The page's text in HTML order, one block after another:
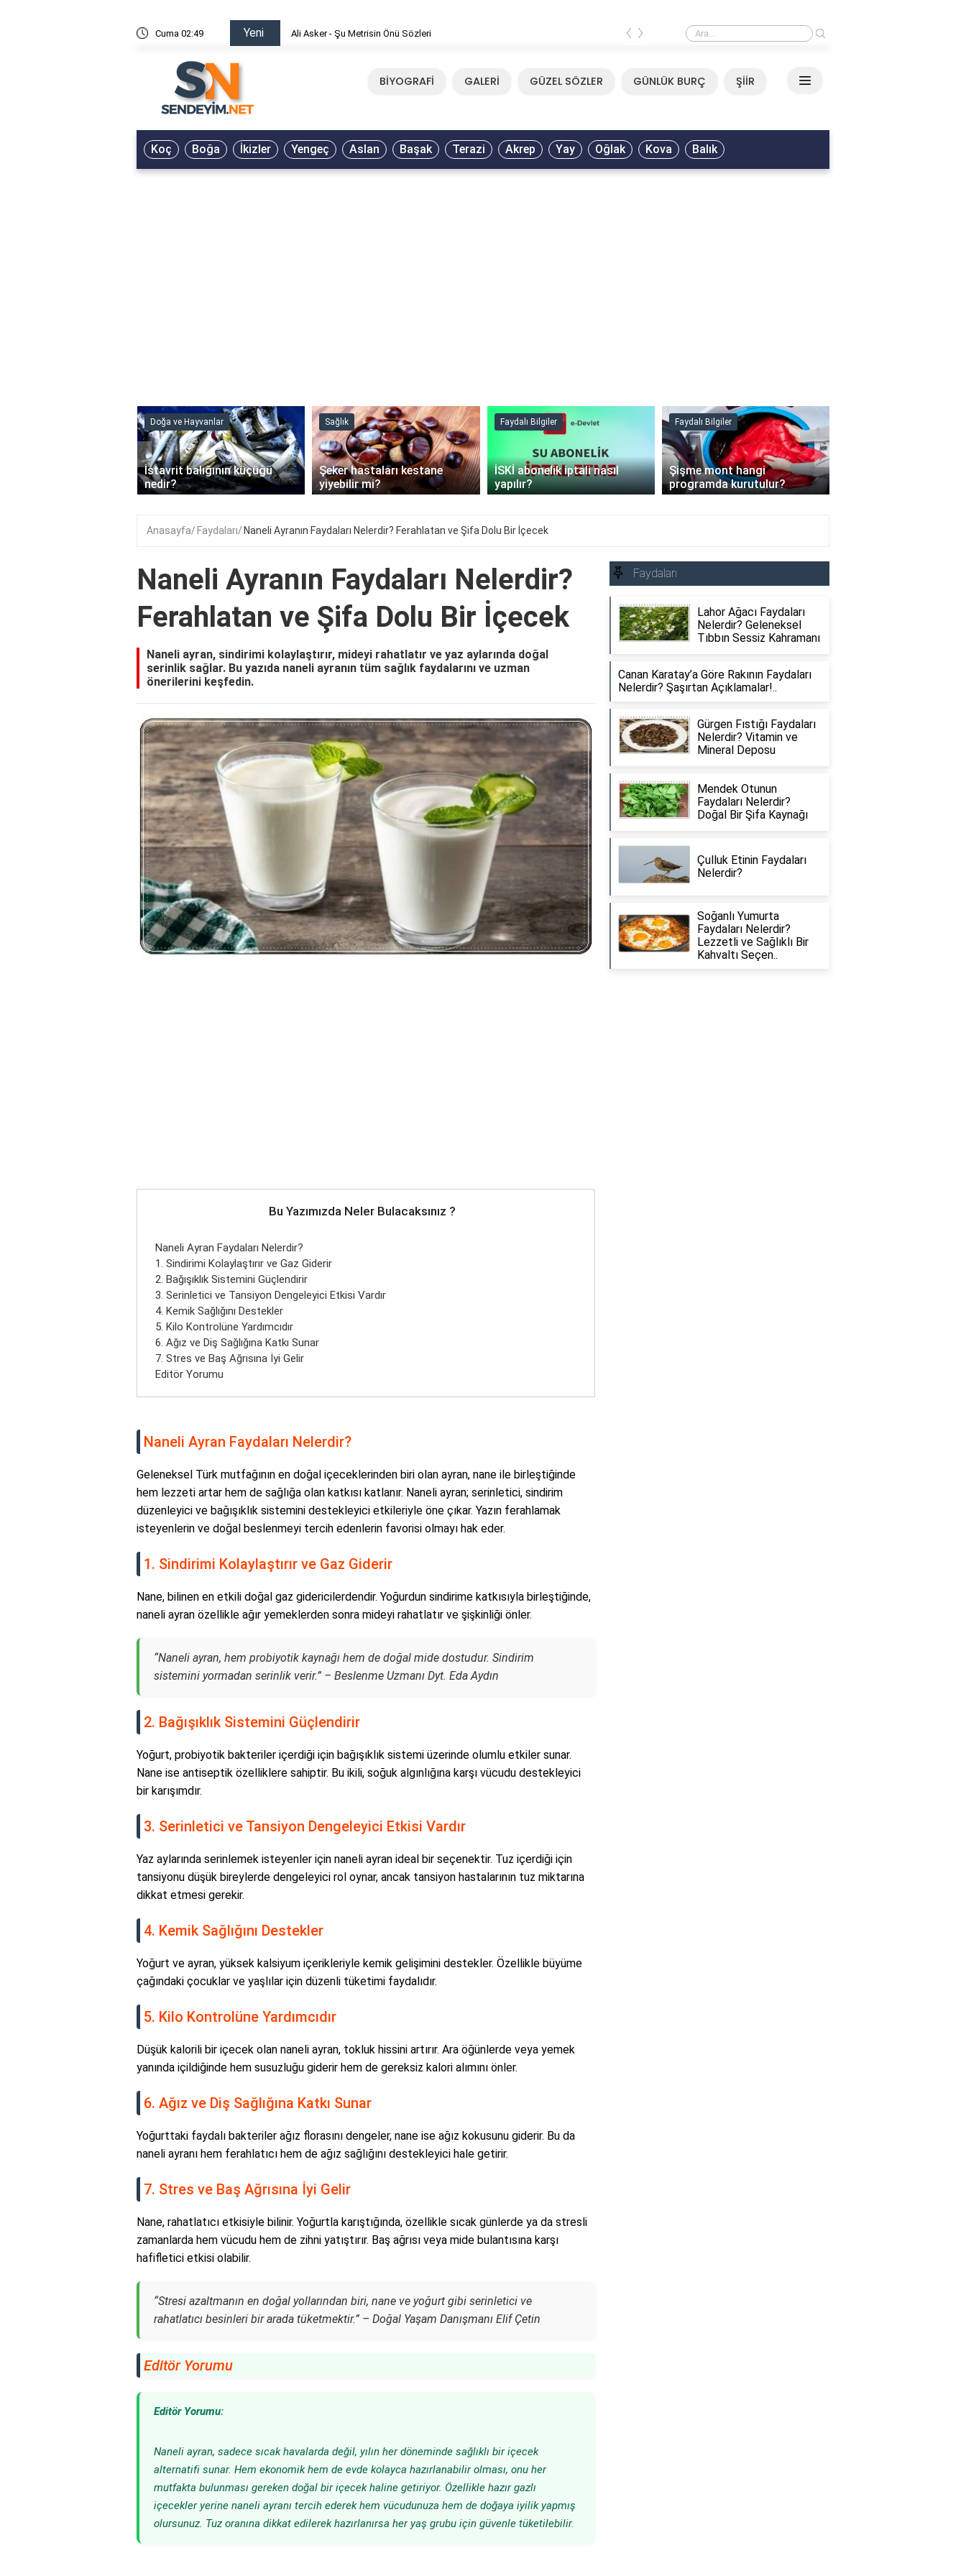
Cuma 02:49 Yeni Ali Asker - Şu Metrisin Önü Sözleri Mirkelam - Tavla Sözleri
‹ ›
BİYOGRAFİ GALERİ GÜZEL SÖZLER GÜNLÜK BURÇ ŞİİR
Koç Boğa İkizler Yengeç Aslan Başak Terazi Akrep Yay Oğlak Kova Balık
Doğa ve Hayvanlar
İstavrit balığının küçüğü
nedir?
Sağlık
Şeker hastaları kestane
yiyebilir mi?
Faydalı Bilgiler
İSKİ abonelik iptali nasıl
yapılır?
Faydalı Bilgiler
Şişme mont hangi
programda kurutulur?
‹ ›
Anasayfa Faydaları Naneli Ayranın Faydaları Nelerdir? Ferahlatan ve Şifa Dolu Bir İçecek
Naneli Ayranın Faydaları Nelerdir?
Ferahlatan ve Şifa Dolu Bir İçecek
Naneli ayran, sindirimi kolaylaştırır, mideyi rahatlatır ve yaz aylarında doğal
serinlik sağlar. Bu yazıda naneli ayranın tüm sağlık faydalarını ve uzman
önerilerini keşfedin.
Bu Yazımızda Neler Bulacaksınız ?
Naneli Ayran Faydaları Nelerdir?
1. Sindirimi Kolaylaştırır ve Gaz Giderir
2. Bağışıklık Sistemini Güçlendirir
3. Serinletici ve Tansiyon Dengeleyici Etkisi Vardır
4. Kemik Sağlığını Destekler
5. Kilo Kontrolüne Yardımcıdır
6. Ağız ve Diş Sağlığına Katkı Sunar
7. Stres ve Baş Ağrısına İyi Gelir
Editör Yorumu
Naneli Ayran Faydaları Nelerdir?
Geleneksel Türk mutfağının en doğal içeceklerinden biri olan ayran, nane ile birleştiğinde
hem lezzeti artar hem de sağlığa olan katkısı katlanır. Naneli ayran; serinletici, sindirim
düzenleyici ve bağışıklık sistemini destekleyici etkileriyle öne çıkar. Yazın ferahlamak
isteyenlerin ve doğal beslenmeyi tercih edenlerin favorisi olmayı hak eder.
1. Sindirimi Kolaylaştırır ve Gaz Giderir
Nane, bilinen en etkili doğal gaz gidericilerdendir. Yoğurdun sindirime katkısıyla birleştiğinde,
naneli ayran özellikle ağır yemeklerden sonra mideyi rahatlatır ve şişkinliği önler.
“Naneli ayran, hem probiyotik kaynağı hem de doğal mide dostudur. Sindirim
sistemini yormadan serinlik verir.” – Beslenme Uzmanı Dyt. Eda Aydın
2. Bağışıklık Sistemini Güçlendirir
Yoğurt, probiyotik bakteriler içerdiği için bağışıklık sistemi üzerinde olumlu etkiler sunar.
Nane ise antiseptik özelliklere sahiptir. Bu ikili, soğuk algınlığına karşı vücudu destekleyici
bir karışımdır.
3. Serinletici ve Tansiyon Dengeleyici Etkisi Vardır
Yaz aylarında serinlemek isteyenler için naneli ayran ideal bir seçenektir. Tuz içerdiği için
tansiyonu düşük bireylerde dengeleyici rol oynar, ancak tansiyon hastalarının tuz miktarına
dikkat etmesi gerekir.
4. Kemik Sağlığını Destekler
Yoğurt ve ayran, yüksek kalsiyum içerikleriyle kemik gelişimini destekler. Özellikle büyüme
çağındaki çocuklar ve yaşlılar için düzenli tüketimi faydalıdır.
5. Kilo Kontrolüne Yardımcıdır
Düşük kalorili bir içecek olan naneli ayran, tokluk hissini artırır. Ara öğünlerde veya yemek
yanında içildiğinde hem susuzluğu giderir hem de gereksiz kalori alımını önler.
6. Ağız ve Diş Sağlığına Katkı Sunar
Yoğurttaki faydalı bakteriler ağız florasını dengeler, nane ise ağız kokusunu giderir. Bu da
naneli ayranı hem ferahlatıcı hem de ağız sağlığını destekleyici hale getirir.
7. Stres ve Baş Ağrısına İyi Gelir
Nane, rahatlatıcı etkisiyle bilinir. Yoğurtla karıştığında, özellikle sıcak günlerde ya da stresli
zamanlarda hem vücudu hem de zihni yatıştırır. Baş ağrısı veya mide bulantısına karşı
hafifletici etkisi olabilir.
“Stresi azaltmanın en doğal yollarından biri, nane ve yoğurt gibi serinletici ve
rahatlatıcı besinleri bir arada tüketmektir.” – Doğal Yaşam Danışmanı Elif Çetin
Editör Yorumu
Editör Yorumu:
Naneli ayran, sadece sıcak havalarda değil, yılın her döneminde sağlıklı bir içecek
alternatifi sunar. Hem ekonomik hem de evde kolayca hazırlanabilir olması, onu her
mutfakta bulunması gereken doğal bir içecek haline getiriyor. Özellikle hazır gazlı
içecekler yerine naneli ayranı tercih ederek hem vücudunuza hem de doğaya iyilik yapmış
olursunuz. Tuz oranına dikkat edilerek hazırlanırsa her yaş grubu için güvenle tüketilebilir.
Faydaları
Lahor Ağacı Faydaları
Nelerdir? Geleneksel
Tıbbın Sessiz Kahramanı
Canan Karatay’a Göre Rakının Faydaları
Nelerdir? Şaşırtan Açıklamalar!..
Gürgen Fıstığı Faydaları
Nelerdir? Vitamin ve
Mineral Deposu
Mendek Otunun
Faydaları Nelerdir?
Doğal Bir Şifa Kaynağı
Çulluk Etinin Faydaları
Nelerdir?
Soğanlı Yumurta
Faydaları Nelerdir?
Lezzetli ve Sağlıklı Bir
Kahvaltı Seçen..